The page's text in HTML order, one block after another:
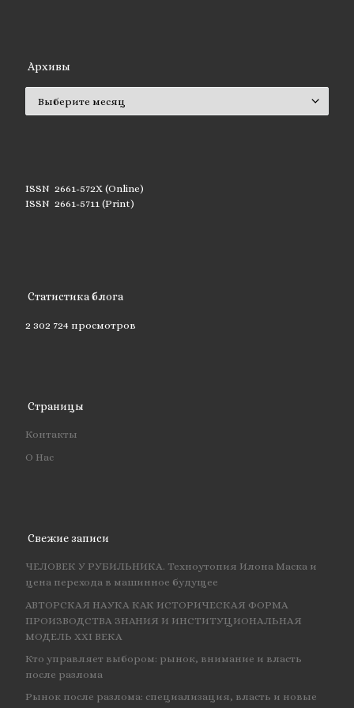
Архивы
ISSN 2661-572X (Online)
ISSN 2661-5711 (Print)
Статистика блога
2 302 724 просмотров
Страницы
Контакты
О Нас
Свежие записи
ЧЕЛОВЕК У РУБИЛЬНИКА. Техноутопия Илона Маска и
цена перехода в машинное будущее
АВТОРСКАЯ НАУКА КАК ИСТОРИЧЕСКАЯ ФОРМА
ПРОИЗВОДСТВА ЗНАНИЯ И ИНСТИТУЦИОНАЛЬНАЯ
МОДЕЛЬ XXI ВЕКА
Кто управляет выбором: рынок, внимание и власть
после разлома
Рынок после разлома: специализация, власть и новые